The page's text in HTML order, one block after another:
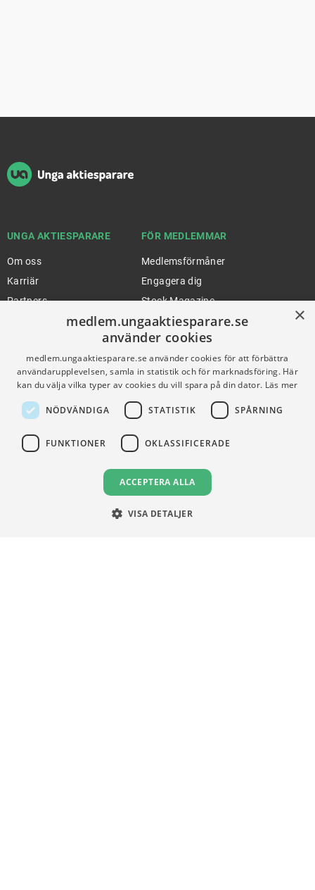
UNGA AKTIESPARARE
Om oss
Karriär
Partners
FÖR MEDLEMMAR
Medlemsförmåner
Engagera dig
Stock Magazine
UA-Akademin
Förnya medlemskap
FÖR SKOLOR
Gymnasieprofilen
Ung Privatekonomi
HJÄLP
Support
×
medlem.ungaaktiesparare.se
använder cookies
medlem.ungaaktiesparare.se använder cookies för att förbättra
användarupplevelsen, samla in statistik och för marknadsföring. Här
kan du välja vilka typer av cookies du vill spara på din dator. Läs mer
NÖDVÄNDIGA STATISTIK SPÅRNING
FUNKTIONER OKLASSIFICERADE
ACCEPTERA ALLA
VISA DETALJER